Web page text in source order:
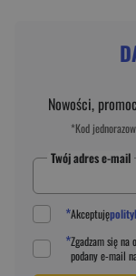
Nowości,
*Kod
Twój adres e-mail
*Akceptuję
*Zgadzam się
podanye-mail